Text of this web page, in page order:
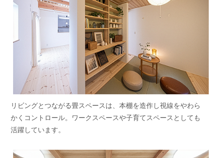
リビングとつながる畳スペースは、本棚を造作し視線をやわら
かくコントロール。ワークスペースや子育てスペースとしても
活躍しています。